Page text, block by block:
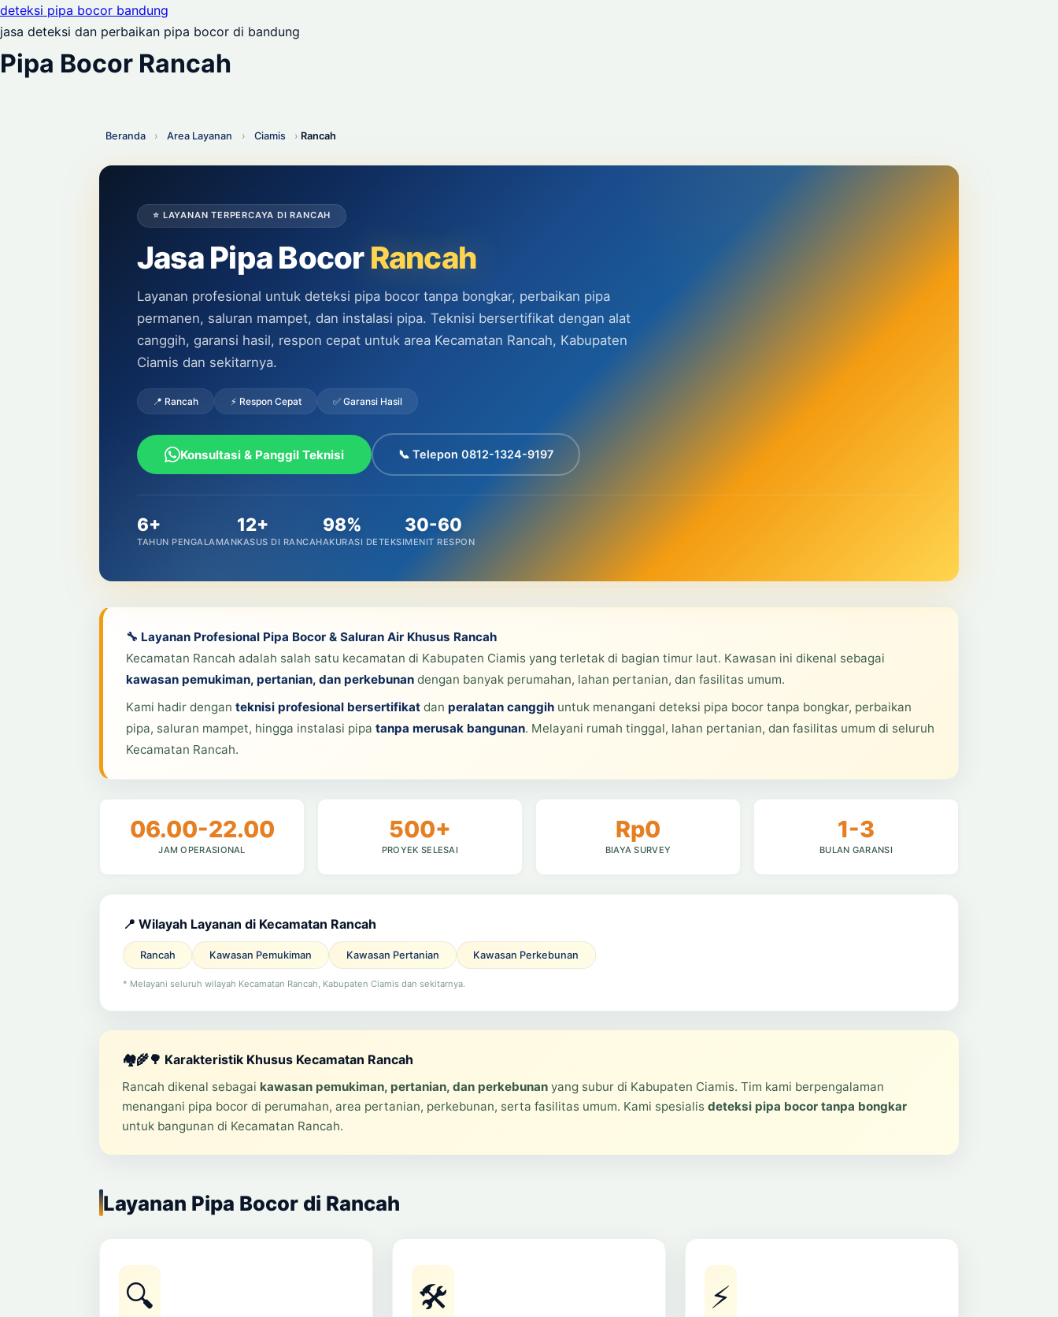
deteksi pipa bocor bandung
jasa deteksi dan perbaikan pipa bocor di bandung
Pipa Bocor Rancah
Beranda › Area Layanan › Ciamis › Rancah
⭐ LAYANAN TERPERCAYA DI RANCAH
Jasa Pipa BocorRancah
Layanan profesional untuk deteksi pipa bocor tanpa bongkar, perbaikan pipa
permanen, saluran mampet, dan instalasi pipa. Teknisi bersertifikat dengan alat
canggih, garansi hasil, respon cepat untuk area Kecamatan Rancah, Kabupaten
Ciamis dan sekitarnya.
📍 Rancah ⚡ Respon Cepat ✅ Garansi Hasil
Konsultasi & Panggil Teknisi 📞 Telepon 0812-1324-9197
6+
TAHUN PENGALAMAN
12+
KASUS DI RANCAH
98%
AKURASI DETEKSI
30-60
MENIT RESPON
🔧 Layanan Profesional Pipa Bocor & Saluran Air Khusus Rancah
Kecamatan Rancah adalah salah satu kecamatan di Kabupaten Ciamis yang terletak di bagian timur laut. Kawasan ini dikenal sebagai
kawasan pemukiman, pertanian, dan perkebunandengan banyak perumahan, lahan pertanian, dan fasilitas umum.
Kami hadir dengan teknisi profesional bersertifikatdan peralatan canggihuntuk menangani deteksi pipa bocor tanpa bongkar, perbaikan
pipa, saluran mampet, hingga instalasi pipa tanpa merusak bangunan. Melayani rumah tinggal, lahan pertanian, dan fasilitas umum di seluruh
Kecamatan Rancah.
06.00-22.00
JAM OPERASIONAL
500+
PROYEK SELESAI
Rp0
BIAYA SURVEY
1-3
BULAN GARANSI
📍 Wilayah Layanan di Kecamatan Rancah
Rancah Kawasan Pemukiman Kawasan Pertanian Kawasan Perkebunan
* Melayani seluruh wilayah Kecamatan Rancah, Kabupaten Ciamis dan sekitarnya.
🏘️🌾🌳 Karakteristik Khusus Kecamatan Rancah
Rancah dikenal sebagai kawasan pemukiman, pertanian, dan perkebunanyang subur di Kabupaten Ciamis. Tim kami berpengalaman
menangani pipa bocor di perumahan, area pertanian, perkebunan, serta fasilitas umum. Kami spesialis deteksi pipa bocor tanpa bongkar
untuk bangunan di Kecamatan Rancah.
Layanan Pipa Bocor di Rancah
🔍 🛠️ ⚡